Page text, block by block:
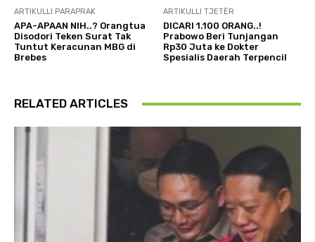
ARTIKULLI PARAPRAK
APA-APAAN NIH..? Orangtua
Disodori Teken Surat Tak
Tuntut Keracunan MBG di
Brebes
ARTIKULLI TJETËR
DICARI 1.100 ORANG..!
Prabowo Beri Tunjangan
Rp30 Juta ke Dokter
Spesialis Daerah Terpencil
RELATED ARTICLES